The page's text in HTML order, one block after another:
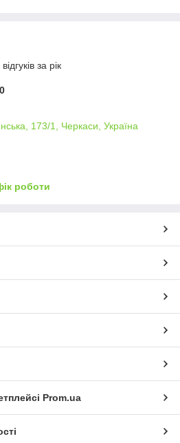
за рік
173/1, Черкаси, Україна
роботи
Prom.ua